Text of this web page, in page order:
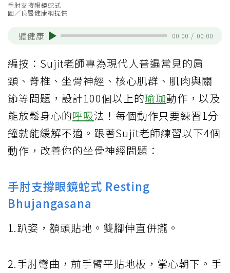
手肘支撐眼鏡蛇式
圖／良醫健康網提供
聽健康 00:00 / 00:00
編按：Sujit老師專為現代人普遍常見的肩
頸、脊椎、坐骨神經、核心肌群、肌肉與關
節等問題，設計100個以上的瑜珈動作，以及
能放鬆身心的呼吸法！每個動作只要練習1分
鐘就能緩解不適。跟著Sujit老師練習以下4個
動作，改善你的坐骨神經問題：
手肘支撐眼鏡蛇式 Resting
Bhujangasana
1.趴姿，額頭貼地。雙腳伸直併攏。
2.手肘彎曲，前手臂平貼地板，掌心朝下。手